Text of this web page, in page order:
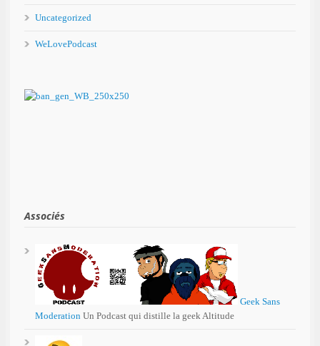
Uncategorized
WeLovePodcast
Associés
Geek Sans
Moderation Un Podcast qui distille la geek Altitude